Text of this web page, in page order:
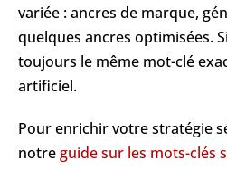
variée : ancres de marque,
quelques ancres optimisées.
toujours le même mot-clé
artificiel.
Pour enrichir votre stratégie
notreguide sur les mots-clés